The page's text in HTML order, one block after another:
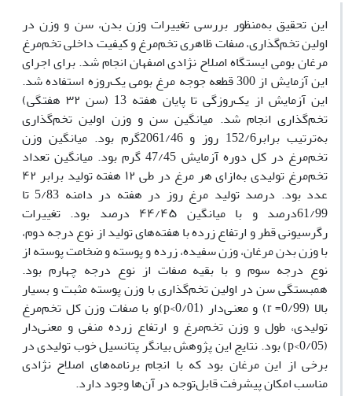
این تحقیق به‌منظور بررسی تغییرات وزن بدن، سن و وزن در
اولین تخم‌گذاری، صفات ظاهری تخم‌مرغ و کیفیت داخلی تخم‌مرغ
مرغان بومی ایستگاه اصلاح نژادی اصفهان انجام شد. برای اجرای
این آزمایش از 300 قطعه جوجه مرغ بومی یک‌روزه استفاده شد.
این آزمایش از یک‌روزگی تا پایان هفته 13 (سن ۳۲ هفتگی)
تخم‌گذاری انجام شد. میانگین سن و وزن اولین تخم‌گذاری
به‌ترتیب برابر152/6 روز و 2061/46گرم بود. میانگین وزن
تخم‌مرغ در کل دوره آزمایش 47/45 گرم بود. میانگین تعداد
تخم‌مرغ تولیدی به‌ازای هر مرغ در طی ۱۲ هفته تولید برابر ۴۲
عدد بود. درصد تولید مرغ روز در هفته در دامنه 5/83 تا
61/99درصد و با میانگین ۴۴/۴۵ درصد بود. تغییرات
رگرسیونی قطر و ارتفاع زرده با هفته‌های تولید از نوع درجه دوم،
با وزن بدن مرغان، وزن سفیده، زرده و پوسته و ضخامت پوسته از
نوع درجه سوم و با بقیه صفات از نوع درجه چهارم بود.
همبستگی سن در اولین تخم‌گذاری با وزن پوسته مثبت و بسیار
بالا (0/99= r) و معنی‌دار (p<0/01)و با صفات وزن کل تخم‌مرغ
تولیدی، طول و وزن تخم‌مرغ و ارتفاع زرده منفی و معنی‌دار
(p<0/05) بود. نتایج این پژوهش بیانگر پتانسیل خوب تولیدی در
برخی از این مرغان بود که با انجام برنامه‌های اصلاح نژادی
مناسب امکان پیشرفت قابل‌توجه در آن‌ها وجود دارد.